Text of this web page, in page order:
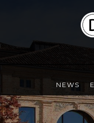
NEWS